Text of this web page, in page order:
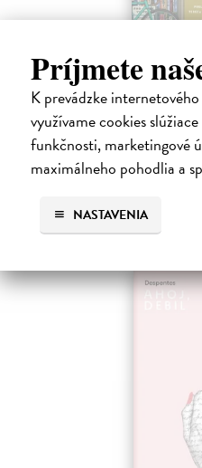
Príjmete
K prevádzke
využívame cookies
funkčnosti, marketingové
maximálneho pohodlia a
NASTAVENIA
Dni v
Jagisawa Satoshi| Kniha
Dvadsaťpäťročná Takako si žila
jej priateľ Hideaki, za ktorého sa
oznámi, že ju podvádza a žení sa s
Na sklade
14,90 € ?